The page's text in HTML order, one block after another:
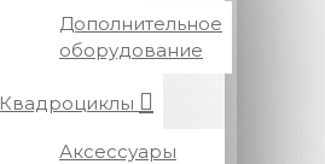
Дополнительное
оборудование
Квадроциклы
Аксессуары